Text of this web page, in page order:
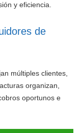
y eficiencia.
de
múltiples clientes,
organizan,
oportunos e